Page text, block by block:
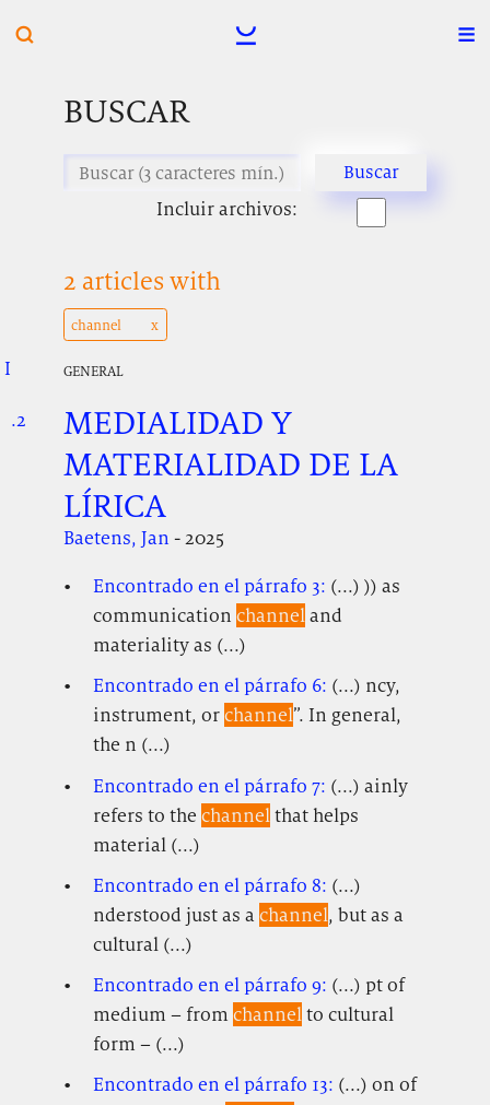
BUSCAR
Incluir archivos:
2 articles with
channel
I GENERAL
.2
MEDIALIDAD Y
MATERIALIDAD DE LA
LÍRICA
Baetens, Jan - 2025
Encontrado en el párrafo 3: (...) )) as
communication channeland
materiality as (...)
Encontrado en el párrafo 6: (...) ncy,
instrument, orchannel”. In general,
the n (...)
Encontrado en el párrafo 7: (...) ainly
refers to the channelthat helps
material (...)
Encontrado en el párrafo 8: (...)
nderstood just as achannel, but as a
cultural (...)
Encontrado en el párrafo 9: (...) pt of
medium – from channelto cultural
form – (...)
Encontrado en el párrafo 13: (...) on of